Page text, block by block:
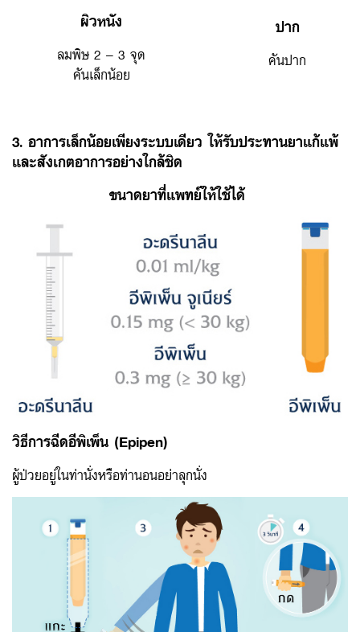
ผิวหนัง
ลมพิษ 2 – 3 จุด
คันเล็กน้อย
ปาก
คันปาก
3. อาการเล็กน้อยเพียงระบบเดียว ให้รับประทานยาแก้แพ้
และสังเกตอาการอย่างใกล้ชิด
ขนาดยาที่แพทย์ให้ใช้ได้
วิธีการฉีดอีพิเพ็น (Epipen)
ผู้ป่วยอยู่ในท่านั่งหรือท่านอนอย่าลุกนั่ง